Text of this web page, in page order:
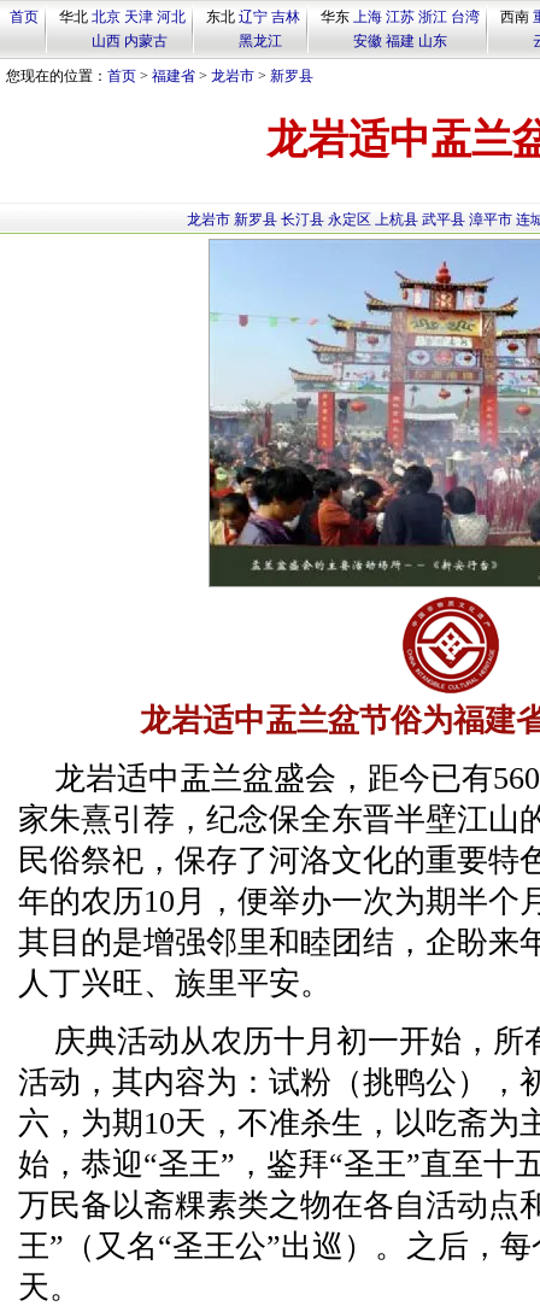
首页 华北 北京 天津 河北
山西 内蒙古
东北 辽宁 吉林
黑龙江
华东 上海 江苏 浙江 台湾
安徽 福建 山东
西南
您现在的位置： 首页 > 福建省 > 龙岩市 > 新罗县
龙岩适中盂兰
龙岩市 新罗县 长汀县 永定区 上杭县 武平县 漳平市 连
龙岩适中盂兰盆节俗为福建
龙岩适中盂兰盆盛会，距今已有
家朱熹引荐，纪念保全东晋半壁江山
民俗祭祀，保存了河洛文化的重要特
年的农历10月，便举办一次为期半个
其目的是增强邻里和睦团结，企盼来
人丁兴旺、族里平安。
庆典活动从农历十月初一开始，所
活动，其内容为：试粉（挑鸭公），
六，为期10天，不准杀生，以吃斋为
始，恭迎“圣王”，鉴拜“圣王”直至十
万民备以斋粿素类之物在各自活动点
王”（又名“圣王公”出巡）。之后，
天。